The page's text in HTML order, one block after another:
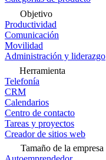
Objetivo
Productividad
Comunicación
Movilidad
Administración y liderazgo
Herramienta
Telefonía
CRM
Calendarios
Centro de contacto
Tareas y proyectos
Creador de sitios web
Tamaño de la empresa